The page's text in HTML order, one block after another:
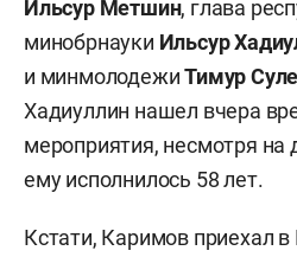
Ильсур Метшин, глава
минобрнауки Ильсур
и минмолодежиТимур
Хадиуллин нашел вчера
мероприятия, несмотря на
ему исполнилось 58 лет.
Кстати, Каримов приехал в